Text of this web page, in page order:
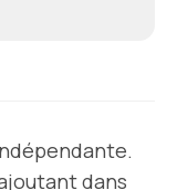
dans